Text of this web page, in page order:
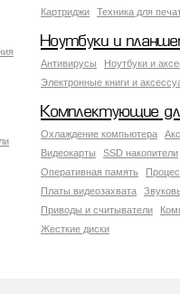
Картриджи Техника для
Ноутбуки и
Антивирусы Ноутбуки и
Электронные книги и
Комплектующие
Охлаждение компьютера
Видеокарты
SSD накопители
Оперативная память
Платы видеозахвата
Приводы и считыватели
Жесткие диски